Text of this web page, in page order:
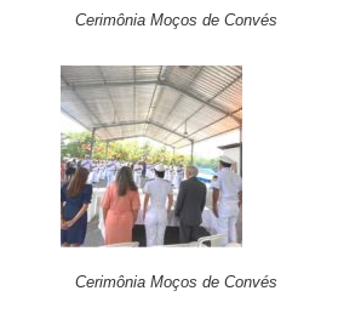
Cerimônia Moços de Convés
Cerimônia Moços de Convés